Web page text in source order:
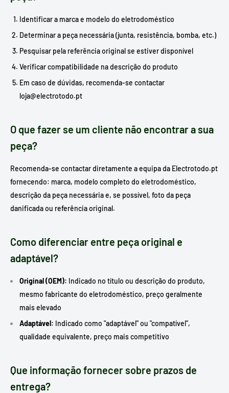
Identificar a marca e modelo do eletrodoméstico
Determinar a peça necessária (junta, resistência, bomba, etc.)
Pesquisar pela referência original se estiver disponível
Verificar compatibilidade na descrição do produto
Em caso de dúvidas, recomenda-se contactar
loja@electrotodo.pt
O que fazer se um cliente não encontrar a sua
peça?
Recomenda-se contactar diretamente a equipa da Electrotodo.pt
fornecendo: marca, modelo completo do eletrodoméstico,
descrição da peça necessária e, se possível, foto da peça
danificada ou referência original.
Como diferenciar entre peça original e
adaptável?
Original (OEM): Indicado no título ou descrição do produto,
mesmo fabricante do eletrodoméstico, preço geralmente
mais elevado
Adaptável: Indicado como "adaptável" ou "compatível",
qualidade equivalente, preço mais competitivo
Que informação fornecer sobre prazos de
entrega?